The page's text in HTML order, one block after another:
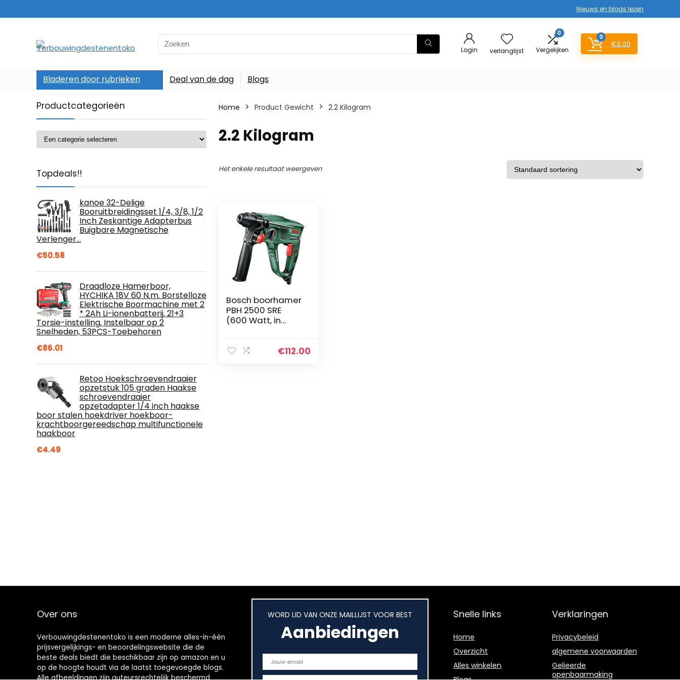
Nieuws en blogs lezen
Search
for:
Login verlanglijst
0
Vergelijken
0
€0.00
Bladeren door rubrieken Deal van de dag Blogs
Productcategorieën
Topdeals!!
kanoe 32-Delige
Booruitbreidingsset 1/4, 3/8, 1/2
Inch Zeskantige Adapterbus
Buigbare Magnetische
Verlenger…
€50.58
Draadloze Hamerboor,
HYCHIKA 18V 60 N.m. Borstelloze
Elektrische Boormachine met 2
* 2Ah Li-ionenbatterij, 21+3
Torsie-instelling, Instelbaar op 2
Snelheden, 53PCS-Toebehoren
€86.01
Retoo Hoekschroevendraaier
opzetstuk 105 graden Haakse
schroevendraaier
opzetadapter 1/4 inch haakse
boor stalen hoekdriver hoekboor-
krachtboorgereedschap multifunctionele
haakboor
€4.49
Home Product Gewicht ‎2.2 Kilogram
‎2.2 Kilogram
Het enkele resultaat weergeven
Bosch boorhamer
PBH 2500 SRE
(600 Watt, in
€112.00
Over ons
Verbouwingdestenentoko is een moderne alles-in-één
prijsvergelijkings- en beoordelingswebsite die de
beste deals biedt die beschikbaar zijn op amazon en u
op de hoogte houdt via de laatst toegevoegde blogs.
Alle afbeeldingen zijn auteursrechtelijk beschermd
WORD LID VAN ONZE MAILLIJST VOOR BEST
Aanbiedingen
Snelle links
Home
Overzicht
Alles winkelen
Verklaringen
Privacybeleid
algemene voorwaarden
Gelieerde
openbaarmaking